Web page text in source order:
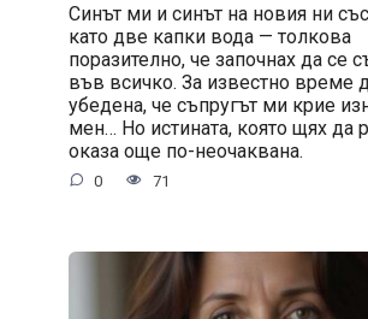
Синът ми и синът на новия ни
като две капки вода — толкова
поразително, че започнах да се
във всичко. За известно време
убедена, че съпругът ми крие
мен… Но истината, която щях да
оказа още по-неочаквана.
0 71